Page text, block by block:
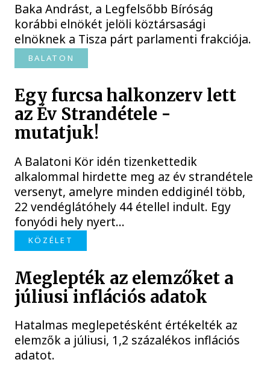
Baka Andrást, a Legfelsőbb Bíróság
korábbi elnökét jelöli köztársasági
elnöknek a Tisza párt parlamenti frakciója.
BALATON
Egy furcsa halkonzerv lett
az Év Strandétele -
mutatjuk!
A Balatoni Kör idén tizenkettedik
alkalommal hirdette meg az év strandétele
versenyt, amelyre minden eddiginél több,
22 vendéglátóhely 44 étellel indult. Egy
fonyódi hely nyert...
KÖZÉLET
Meglepték az elemzőket a
júliusi inflációs adatok
Hatalmas meglepetésként értékelték az
elemzők a júliusi, 1,2 százalékos inflációs
adatot.